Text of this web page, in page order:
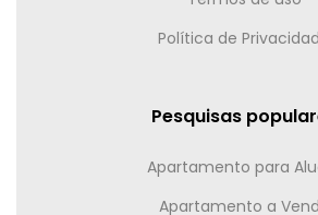
Política de
Pesquisas
Apartamento para
Apartamento a